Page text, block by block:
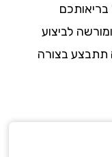
בריאותכם
לביצוע
בצורה